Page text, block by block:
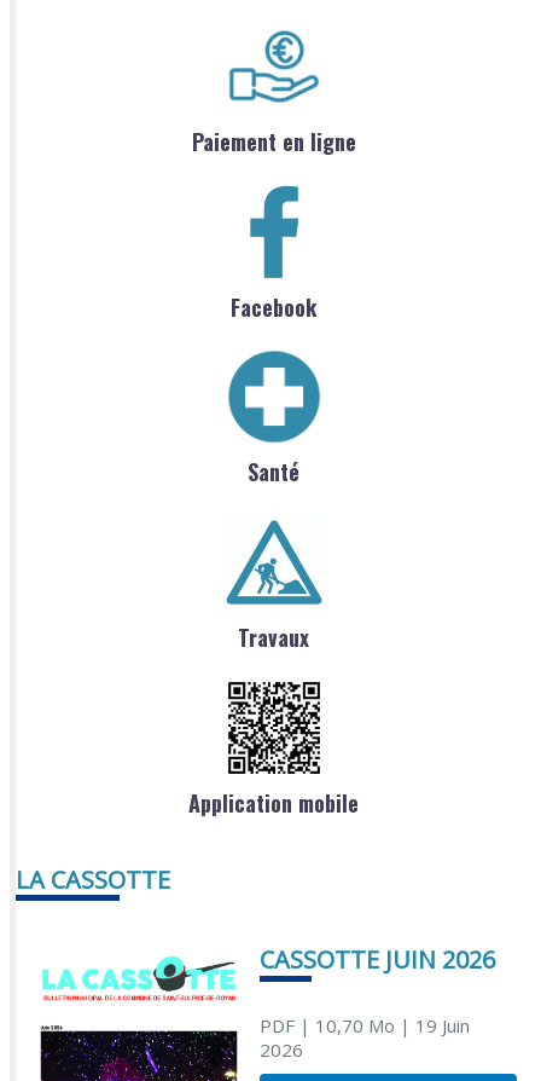
Paiement en ligne
Facebook
Santé
Travaux
Application mobile
LA CASSOTTE
CASSOTTE JUIN 2026
PDF| 10,70 Mo | 19 Juin
2026